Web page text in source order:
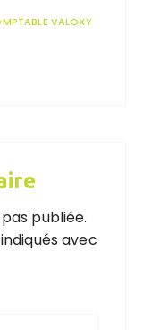
VALOXY
publiée.
avec